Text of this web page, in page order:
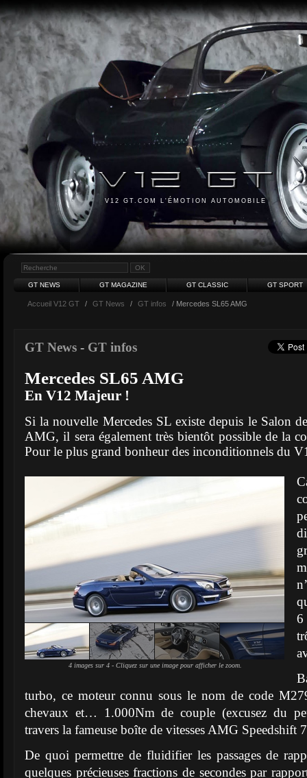
V12 GT.COM L'ÉMOTION AUTOMOBILE
GT NEWS GT MAGAZINE GT CLASSIC GT SPORT
Accueil V12 GT / GT News / GT infos / Mercedes SL65 AMG
GT News - GT infos
Mercedes SL65 AMG
En V12 Majeur !
Si la nouvelle Mercedes SL existe depuis le Salon
AMG, il sera également très bientôt possible de la
Pour le plus grand bonheur des inconditionnels du
4 images sur 4 - Cliquez sur une image pour afficher le zoom.
6
turbo, ce moteur connu sous le nom de code
chevaux et… 1.000Nm de couple (excusez du
travers la fameuse boîte de vitesses AMG Speedshift
De quoi permettre de fluidifier les passages de
quelques précieuses fractions de secondes par